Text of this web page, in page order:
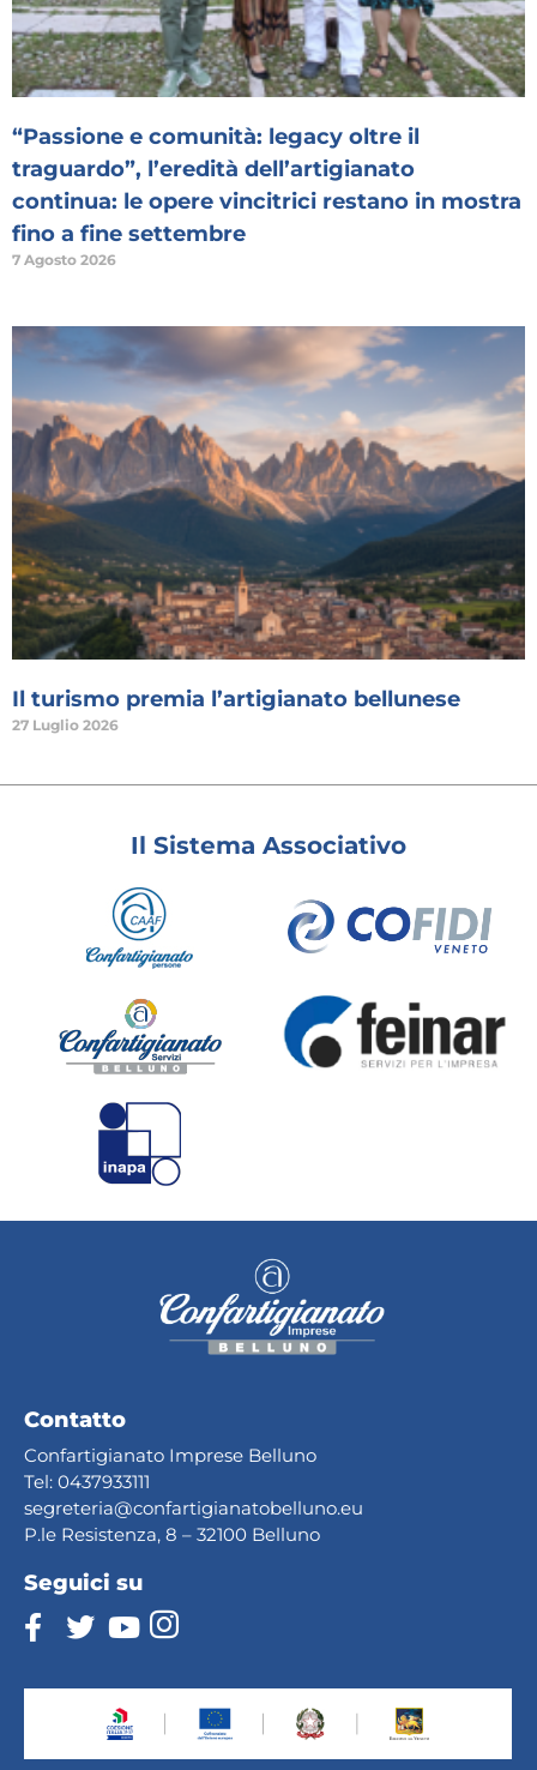
“Passione e comunità: legacy oltre il
traguardo”, l’eredità dell’artigianato
continua: le opere vincitrici restano in mostra
fino a fine settembre
7 Agosto 2026
Il turismo premia l’artigianato bellunese
27 Luglio 2026
Il Sistema Associativo
Contatto
Confartigianato Imprese Belluno
Tel: 0437933111
segreteria@confartigianatobelluno.eu
P.le Resistenza, 8 – 32100 Belluno
Seguici su